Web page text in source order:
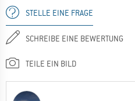
STELLE EINE FRAGE
SCHREIBE EINE BEWERTUNG
TEILE EIN BILD